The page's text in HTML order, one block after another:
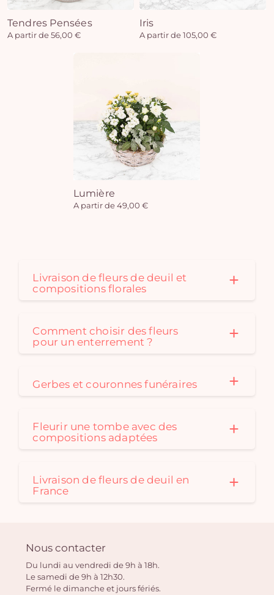
Tendres Pensées
A partir de 56,00 €
Iris
A partir de 105,00 €
Lumière
A partir de 49,00 €
Livraison de fleurs de deuil et
compositions florales
Comment choisir des fleurs
pour un enterrement ?
Gerbes et couronnes funéraires
Fleurir une tombe avec des
compositions adaptées
Livraison de fleurs de deuil en
France
Nous contacter
Du lundi au vendredi de 9h à 18h.
Le samedi de 9h à 12h30.
Fermé le dimanche et jours fériés.